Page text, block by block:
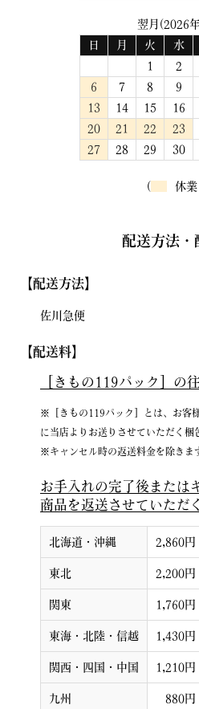
翌月(2026
日
月 火 水
1
2
6
7 8 9
13
14 15 16
20
21 22 23
27
28 29 30
( 休業
配送方法・
【配送方法】
佐川急便
【配送料】
［きもの119パック］の
※［きもの119パック］とは、お客
に当店よりお送りさせていただく梱
※キャンセル時の返送料金を除きま
お手入れの完了後または
商品を返送させていただ
北海道・沖縄 2,860円
東北 2,200円
関東 1,760円
東海・北陸・信越 1,430円
関西・四国・中国 1,210円
九州 880円